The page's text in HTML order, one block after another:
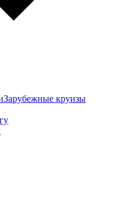
Зарубежные круизы